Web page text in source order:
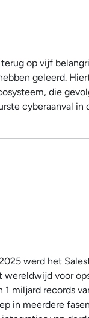
op vijf
geleerd.
die
cyberaanval in
werd het
voor
miljard records
in meerdere